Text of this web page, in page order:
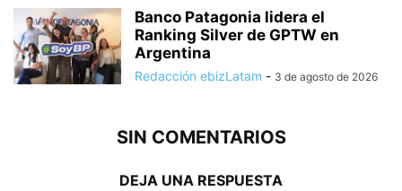
Banco Patagonia lidera el
Ranking Silver de GPTW en
Argentina
Redacción ebizLatam - 3 de agosto de 2026
SIN COMENTARIOS
DEJA UNA RESPUESTA